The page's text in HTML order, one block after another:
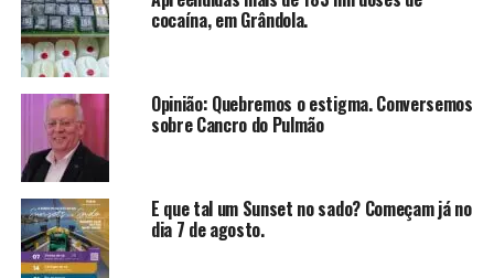
cocaína, em Grândola.
Opinião: Quebremos o estigma. Conversemos
sobre Cancro do Pulmão
E que tal um Sunset no sado? Começam já no
dia 7 de agosto.